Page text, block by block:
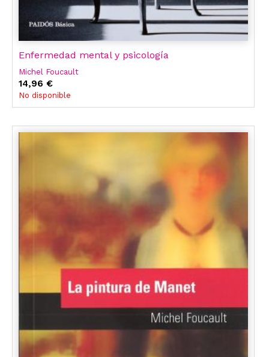
Enfermedad mental y psicología
Michel Foucault
14,96 €
No disponible